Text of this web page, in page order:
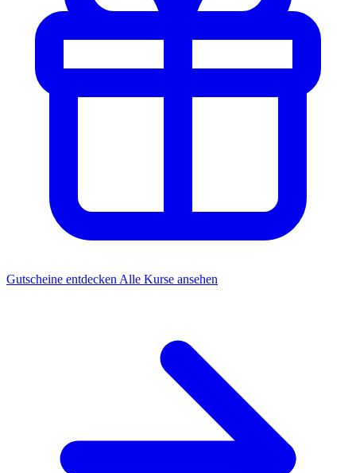
Gutscheine entdecken Alle Kurse ansehen